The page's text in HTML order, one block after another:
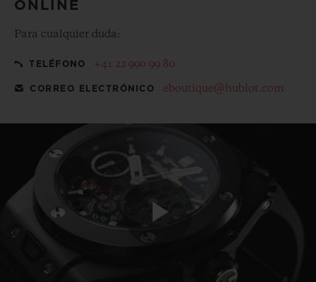
ONLINE
Para cualquier duda:
TELÉFONO +41 22 990 99 80
CORREO ELECTRÓNICO eboutique@hublot.com